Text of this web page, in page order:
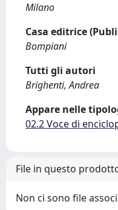
Milano
Casa editrice
Bompiani
Tutti gli autori
Brighenti, Andrea
Appare nelle
02.2 Voce di
File in questo
Non ci sono file